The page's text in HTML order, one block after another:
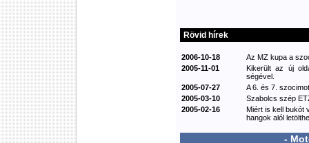
Rövid hírek
2006-10-18
Az MZ kupa a
2005-11-01
Kikerült az új
ségével.
2005-07-27
A 6. és 7.
2005-03-10
Szabolcs szép
2005-02-16
Miért is kell bukót
hangok alól
-